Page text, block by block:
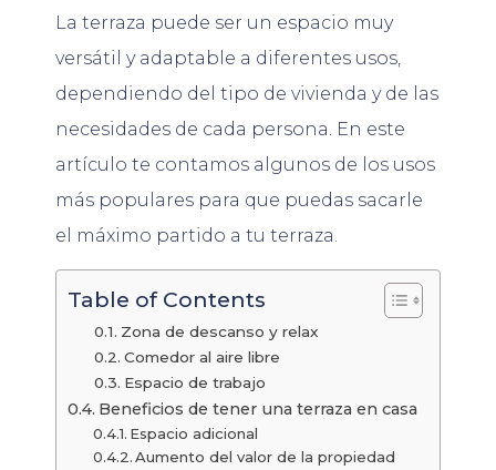
La terraza puede ser un espacio muy
versátil y adaptable a diferentes usos,
dependiendo del tipo de vivienda y de las
necesidades de cada persona. En este
artículo te contamos algunos de los usos
más populares para que puedas sacarle
el máximo partido a tu terraza.
Table of Contents
Zona de descanso y relax
Comedor al aire libre
Espacio de trabajo
Beneficios de tener una terraza en casa
Espacio adicional
Aumento del valor de la propiedad